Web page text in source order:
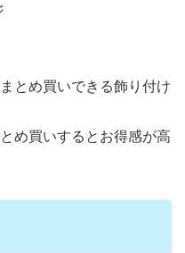
とめ買いできる飾り付け
め買いするとお得感が高